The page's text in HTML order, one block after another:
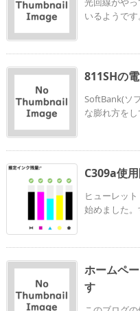
いるようで
811SHの
SoftBank(ソ
な膨れ方を
C309a使
ヒューレッ
始めました
ホームペ
す